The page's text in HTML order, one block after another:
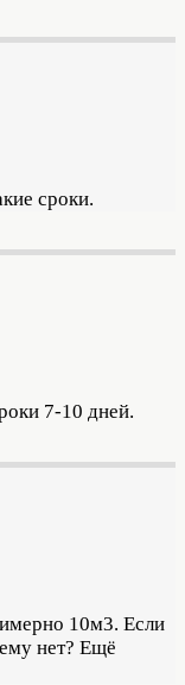
сроки.
7-10 дней.
10м3. Если
нет? Ещё